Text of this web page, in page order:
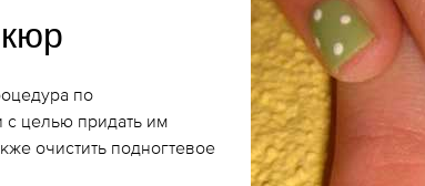
по
с целью придать им
очистить подногтевое